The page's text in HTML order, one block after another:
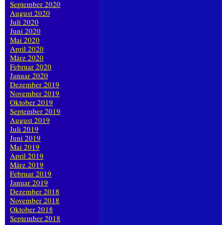
September 2020
August 2020
Juli 2020
Juni 2020
Mai 2020
April 2020
März 2020
Februar 2020
Januar 2020
Dezember 2019
November 2019
Oktober 2019
September 2019
August 2019
Juli 2019
Juni 2019
Mai 2019
April 2019
März 2019
Februar 2019
Januar 2019
Dezember 2018
November 2018
Oktober 2018
September 2018